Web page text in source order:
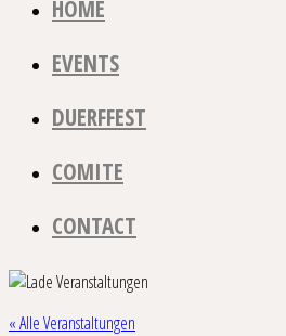
HOME
EVENTS
DUERFFEST
COMITE
CONTACT
« Alle Veranstaltungen